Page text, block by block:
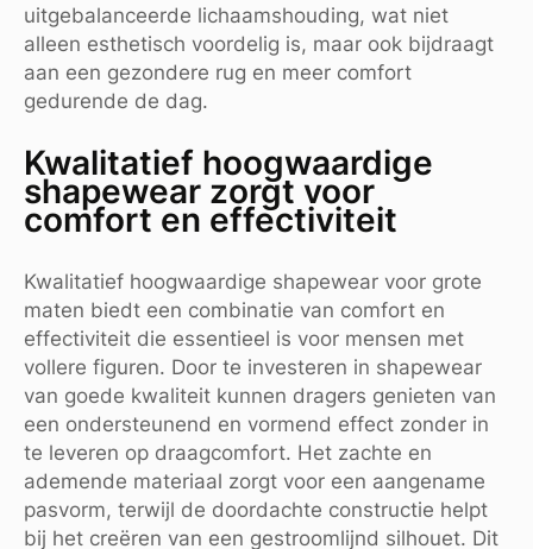
uitgebalanceerde lichaamshouding, wat niet
alleen esthetisch voordelig is, maar ook bijdraagt
aan een gezondere rug en meer comfort
gedurende de dag.
Kwalitatief hoogwaardige
shapewear zorgt voor
comfort en effectiviteit
Kwalitatief hoogwaardige shapewear voor grote
maten biedt een combinatie van comfort en
effectiviteit die essentieel is voor mensen met
vollere figuren. Door te investeren in shapewear
van goede kwaliteit kunnen dragers genieten van
een ondersteunend en vormend effect zonder in
te leveren op draagcomfort. Het zachte en
ademende materiaal zorgt voor een aangename
pasvorm, terwijl de doordachte constructie helpt
bij het creëren van een gestroomlijnd silhouet. Dit